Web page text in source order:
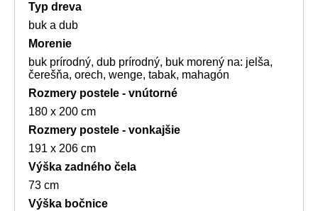
Typ dreva
buk a dub
Morenie
buk prírodný, dub prírodný, buk morený na: jelša,
čerešňa, orech, wenge, tabak, mahagón
Rozmery postele - vnútorné
180 x 200 cm
Rozmery postele - vonkajšie
191 x 206 cm
Výška zadného čela
73 cm
Výška bočnice